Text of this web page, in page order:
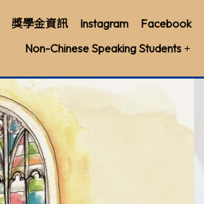
獎學金資訊 Instagram
Facebook
Non-Chinese Speaking Students